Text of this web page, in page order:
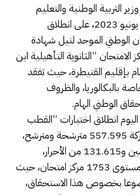
التربية الوطنية والتعليم
الأولي والرياضة، يومه الثلاثاء 6 يونيو 2023، على انطلاق
الوطني الموحد لنيل شهادة
2023، من مركز الامتحان “الثانوية التأهيلية ابن
بإقليم القنيطرة، حيث تفقد
بالبكالوريا، والظروف
الوطني الهام.
انطلاق اختبارات “القطب
العلمي والتقني والمهني”، مشاركة 557.595 مترشحة ومترشح،
منهم 425.980 من المتمدرسين و131.615 من الأحرار،
يجتازون هذه الاختبارات على مستوى 1753 مركز امتحان، حيث
على إعداد 804 موضوعا بخصوص هذا الاستحقاق،